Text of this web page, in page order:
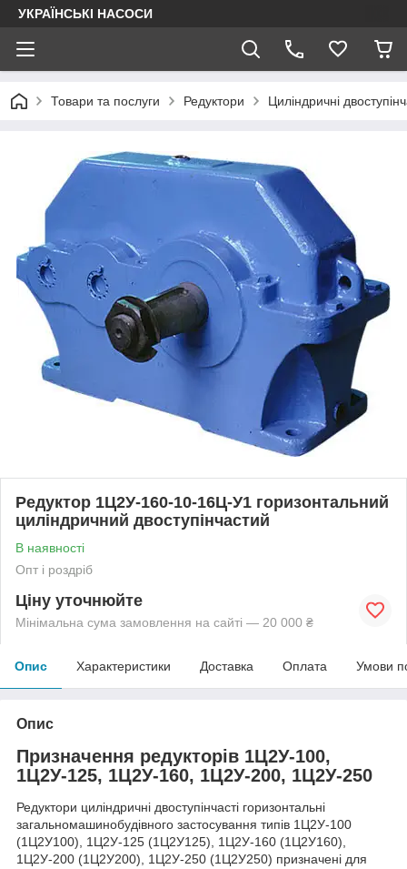
УКРАЇНСЬКІ НАСОСИ
Товари та послуги Редуктори Циліндричні
Редуктор 1Ц2У-160-10-16Ц-У1 горизонтальний
циліндричний двоступінчастий
В наявності
Опт і роздріб
Ціну уточнюйте
Мінімальна сума замовлення на сайті — 20 000 ₴
Опис Характеристики Доставка Оплата Умови
Опис
Призначення редукторів 1Ц2У-100,
1Ц2У-125, 1Ц2У-160, 1Ц2У-200, 1Ц2У-250
Редуктори циліндричні двоступінчасті горизонтальні
загальномашинобудівного застосування типів 1Ц2У-100
(1Ц2У100), 1Ц2У-125 (1Ц2У125), 1Ц2У-160 (1Ц2У160),
1Ц2У-200 (1Ц2У200), 1Ц2У-250 (1Ц2У250) призначені для